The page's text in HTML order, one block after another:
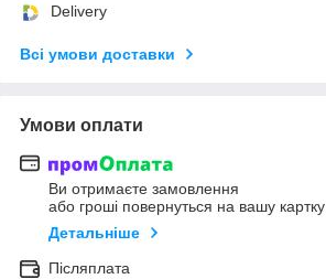
Delivery
Всі умови доставки
Умови оплати
Ви отримаєте замовлення
або гроші повернуться на вашу картку
Детальніше
Післяплата